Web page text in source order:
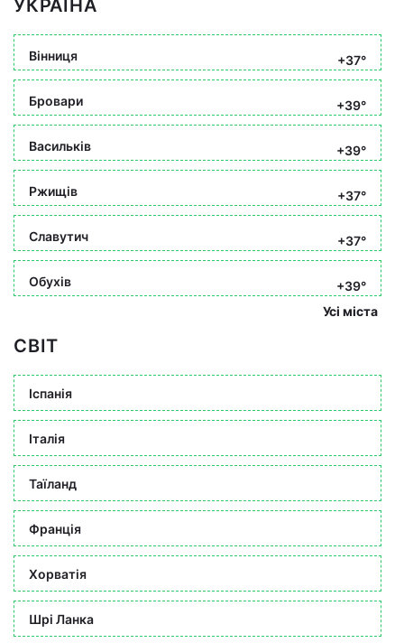
УКРАЇНА
Вінниця +37°
Бровари +39°
Васильків +39°
Ржищів +37°
Славутич +37°
Обухів
+39°
Усі міста
СВІТ
Іспанія
Італія
Таїланд
Франція
Хорватія
Шрі Ланка